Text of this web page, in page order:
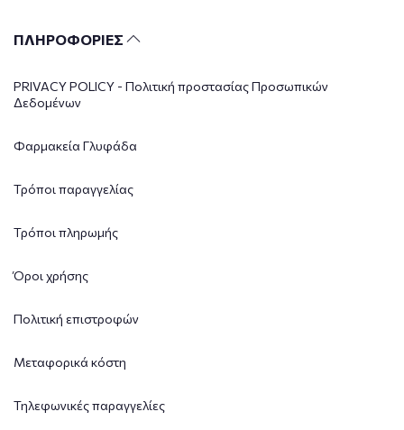
ΠΛΗΡΟΦΟΡΙΕΣ
PRIVACY POLICY - Πολιτική προστασίας Προσωπικών
Δεδομένων
Φαρμακεία Γλυφάδα
Τρόποι παραγγελίας
Τρόποι πληρωμής
Όροι χρήσης
Πολιτική επιστροφών
Μεταφορικά κόστη
Τηλεφωνικές παραγγελίες